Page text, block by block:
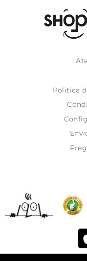
Politica